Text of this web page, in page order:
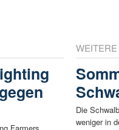
Die
weniger in